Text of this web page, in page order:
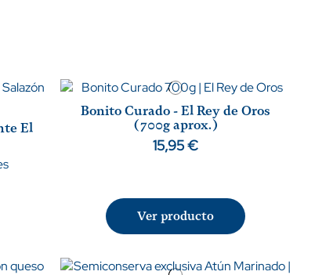
El
Bonito Curado - El Rey de Oros
(700g aprox.)
15,95 €
Ver producto